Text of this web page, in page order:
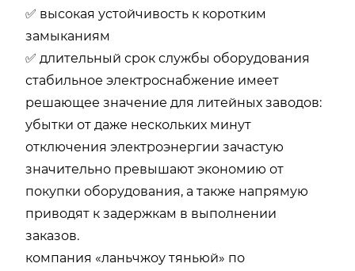
✅ высокая устойчивость к коротким
замыканиям
✅ длительный срок службы оборудования
стабильное электроснабжение имеет
решающее значение для литейных заводов:
убытки от даже нескольких минут
отключения электроэнергии зачастую
значительно превышают экономию от
покупки оборудования, а также напрямую
приводят к задержкам в выполнении
заказов.
компания «ланьчжоу тяньюй» по